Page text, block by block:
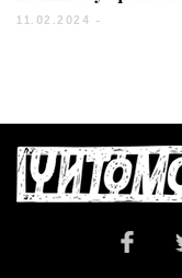
11.02.2024 -